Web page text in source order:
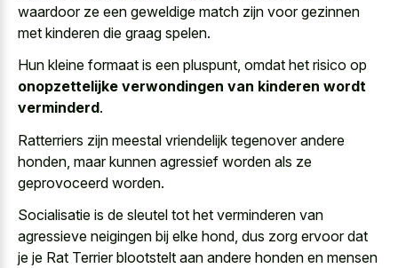
waardoor ze een geweldige match zijn voor gezinnen
met kinderen die graag spelen.
Hun kleine formaat is een pluspunt, omdat het risico op
onopzettelijke verwondingen van kinderen wordt
verminderd.
Ratterriers zijn meestal vriendelijk tegenover andere
honden, maar kunnen agressief worden als ze
geprovoceerd worden.
Socialisatie is de sleutel tot het verminderen van
agressieve neigingen bij elke hond, dus zorg ervoor dat
je je Rat Terrier blootstelt aan andere honden en mensen